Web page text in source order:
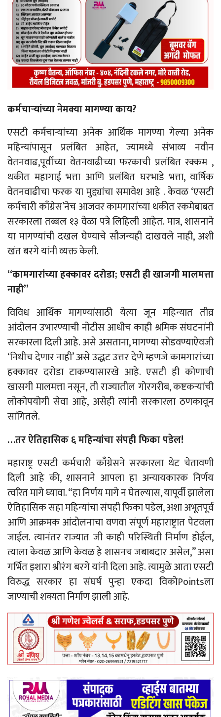
कर्मचाऱ्यांच्या नेमक्या मागण्या काय?
एसटी कर्मचाऱ्यांच्या अनेक आर्थिक मागण्या गेल्या अनेक
महिन्यांपासून प्रलंबित आहेत, ज्यामध्ये संभाव्य नवीन
वेतनवाढ,पूर्वीच्या वेतनवाढीच्या फरकाची प्रलंबित रक्कम ,
थकीत महागाई भत्ता आणि प्रलंबित घरभाडे भत्ता, वार्षिक
वेतनवाढीचा फरक या मुद्द्यांचा समावेश आहे . केवळ ‘एसटी
कर्मचारी काँग्रेस’नेच आजवर कामगारांच्या थकीत रकमेबाबत
सरकारला तब्बल १३ वेळा पत्रे लिहिली आहेत. मात्र, शासनाने
या मागण्यांची दखल घेण्याचे सौजन्यही दाखवले नाही, अशी
खंत बरगे यांनी व्यक्त केली.
“कामगारांच्या हक्कावर दरोडा; एसटी ही खाजगी मालमत्ता
नाही”
विविध आर्थिक मागण्यांसाठी येत्या जून महिन्यात तीव्र
आंदोलन उभारण्याची नोटीस आधीच काही श्रमिक संघटनांनी
सरकारला दिली आहे. असे असताना, मागण्या सोडवण्याऐवजी
‘निधीच देणार नाही’ असे उद्धट उत्तर देणे म्हणजे कामगारांच्या
हक्कावर दरोडा टाकण्यासारखे आहे. एसटी ही कोणाची
खासगी मालमत्ता नसून, ती राज्यातील गोरगरीब, कष्टकऱ्यांची
लोकोपयोगी सेवा आहे, असेही त्यांनी सरकारला ठणकावून
सांगितले.
…तर ऐतिहासिक ६ महिन्यांचा संपही फिका पडेल!
महाराष्ट्र एसटी कर्मचारी काँग्रेसने सरकारला थेट चेतावणी
दिली आहे की, शासनाने आपला हा अन्यायकारक निर्णय
त्वरित मागे घ्यावा. “हा निर्णय मागे न घेतल्यास, यापूर्वी झालेला
ऐतिहासिक सहा महिन्यांचा संपही फिका पडेल, अशा अभूतपूर्व
आणि आक्रमक आंदोलनाचा वणवा संपूर्ण महाराष्ट्रात पेटवला
जाईल. त्यानंतर राज्यात जी काही परिस्थिती निर्माण होईल,
त्याला केवळ आणि केवळ हे शासनच जबाबदार असेल,” असा
गर्भित इशारा श्रीरंग बरगे यांनी दिला आहे. त्यामुळे आता एसटी
विरुद्ध सरकार हा संघर्ष पुन्हा एकदा विकोPointsला
जाण्याची शक्यता निर्माण झाली आहे.